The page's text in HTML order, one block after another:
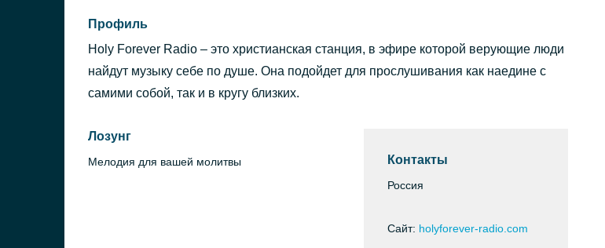
Мы горим огнем
O How I Love Jesus
Carrie Underwood
DJ: Worship Culture Music
Профиль
Holy Forever Radio – это христианская станция, в эфире которой верующие люди
найдут музыку себе по душе. Она подойдет для прослушивания как наедине с
самими собой, так и в кругу близких.
Лозунг
Мелодия для вашей молитвы Контакты
Россия
Сайт: holyforever-radio.com